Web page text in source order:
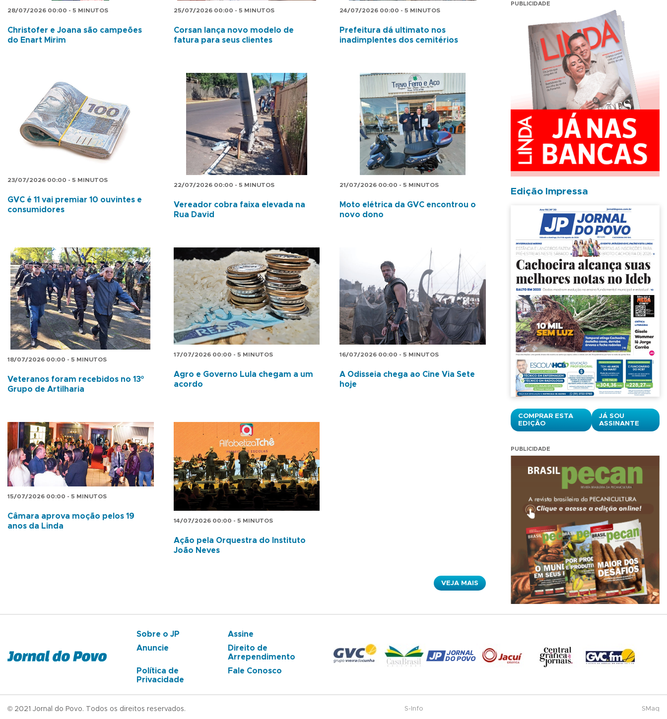
28/07/2026 00:00 - 5 MINUTOS
Christofer e Joana são campeões
do Enart Mirim
25/07/2026 00:00 - 5 MINUTOS
Corsan lança novo modelo de
fatura para seus clientes
24/07/2026 00:00 - 5 MINUTOS
Prefeitura dá ultimato nos
inadimplentes dos cemitérios
23/07/2026 00:00 - 5 MINUTOS
GVC é 11 vai premiar 10 ouvintes e
consumidores
22/07/2026 00:00 - 5 MINUTOS
Vereador cobra faixa elevada na
Rua David
21/07/2026 00:00 - 5 MINUTOS
Moto elétrica da GVC encontrou o
novo dono
18/07/2026 00:00 - 5 MINUTOS
Veteranos foram recebidos no 13º
Grupo de Artilharia
17/07/2026 00:00 - 5 MINUTOS
Agro e Governo Lula chegam a um
acordo
16/07/2026 00:00 - 5 MINUTOS
A Odisseia chega ao Cine Via Sete
hoje
15/07/2026 00:00 - 5 MINUTOS
Câmara aprova moção pelos 19
anos da Linda
14/07/2026 00:00 - 5 MINUTOS
Ação pela Orquestra do Instituto
João Neves
VEJA MAIS
PUBLICIDADE
Edição Impressa
COMPRAR ESTA
EDIÇÃO
JÁ SOU
ASSINANTE
PUBLICIDADE
Sobre o JP
Assine
Anuncie
Direito de
Arrependimento
Política de
Privacidade
Fale Conosco
© 2021 Jornal do Povo. Todos os direitos reservados. S-Info SMaq